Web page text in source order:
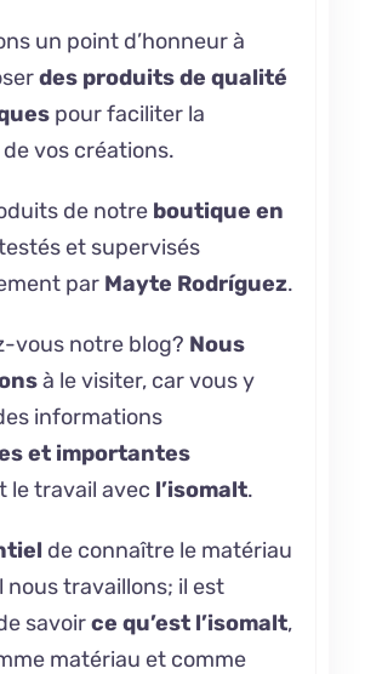
un point d’honneur à
des produits de qualité
pour faciliter la
vos créations.
de notre boutique en
et supervisés
par Mayte Rodríguez.
vous notre blog? Nous
à le visiter, car vous y
informations
et importantes
le travail avec l’isomalt.
de connaître le matériau
nous travaillons; il est
savoirce qu’est l’isomalt,
matériau et comme